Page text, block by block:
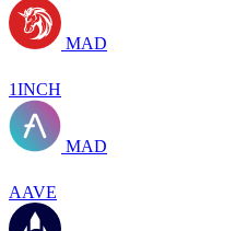
MAD
1INCH
MAD
AAVE